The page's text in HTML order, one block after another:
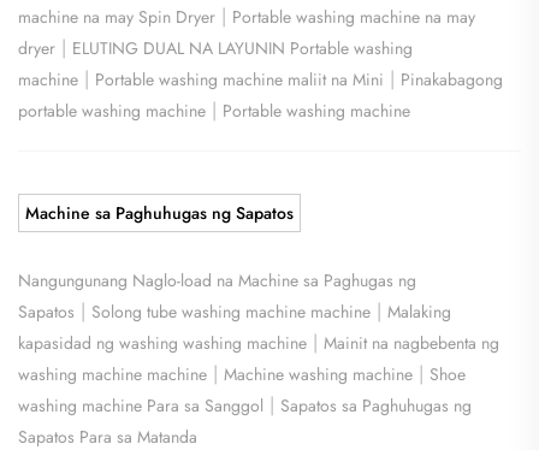
machine na may Spin Dryer | Portable washing machine na may
dryer | ELUTING DUAL NA LAYUNIN Portable washing
machine | Portable washing machine maliit na Mini | Pinakabagong
portable washing machine | Portable washing machine
Machine sa Paghuhugas ng Sapatos
Nangungunang Naglo-load na Machine sa Paghugas ng
Sapatos | Solong tube washing machine machine | Malaking
kapasidad ng washing washing machine | Mainit na nagbebenta ng
washing machine machine | Machine washing machine | Shoe
washing machine Para sa Sanggol | Sapatos sa Paghuhugas ng
Sapatos Para sa Matanda